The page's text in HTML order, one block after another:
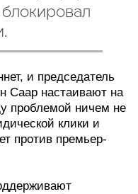
и председатель
Саар настаивают на
проблемой ничем не
клики и
против премьер-